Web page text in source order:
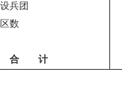
兵团
数
合 计